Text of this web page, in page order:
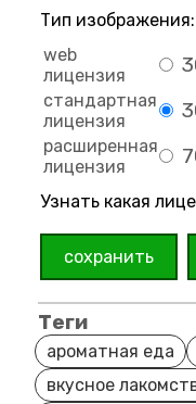
Тип
web
лицензия
стандартная
лицензия
расширенная
лицензия
Узнать какая
сохранить
Теги
ароматная еда
вкусное